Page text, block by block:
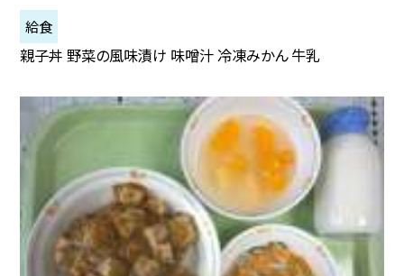
給食
親子丼 野菜の風味漬け 味噌汁 冷凍みかん 牛乳